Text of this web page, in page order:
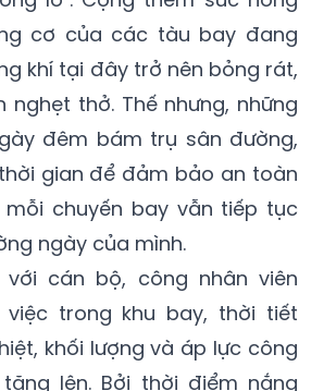
cơ của các tàu bay đang
khí tại đây trở nên bỏng rát,
thở. Thế nhưng, những
đêm bám trụ sân đường,
gian để đảm bảo an toàn
chuyến bay vẫn tiếp tục
ngày của mình.
cán bộ, công nhân viên
việc trong khu bay, thời tiết
khối lượng và áp lực công
lên. Bởi thời điểm nắng